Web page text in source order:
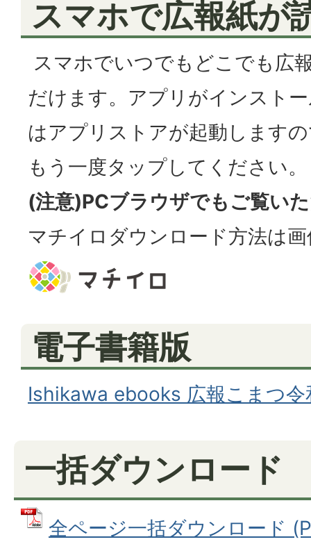
スマホで広報紙が
スマホでいつでもどこでも広
だけます。アプリがインスト
はアプリストアが起動します
もう一度タップしてください。
(注意)PCブラウザでもご覧い
マチイロダウンロード方法は
電子書籍版
Ishikawa ebooks 広報こまつ令
一括ダウンロード
全ページ一括ダウンロード